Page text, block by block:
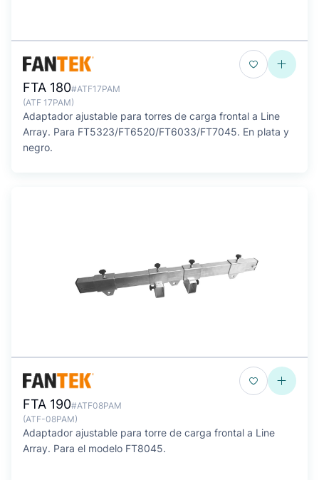
FTA 180#ATF17PAM
(ATF 17PAM)
Adaptador ajustable para torres de carga frontal a Line
Array. Para FT5323/FT6520/FT6033/FT7045. En plata y
negro.
FTA 190#ATF08PAM
(ATF-08PAM)
Adaptador ajustable para torre de carga frontal a Line
Array. Para el modelo FT8045.